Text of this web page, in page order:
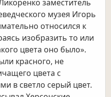
заместитель
музея Игорь
относился к
изобразить то или
цвета оно было».
красного, не
цвета с
в светло серый цвет.